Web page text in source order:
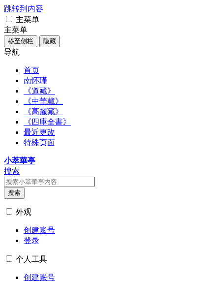
跳转到内容
主菜单
主菜单
移至侧栏 隐藏
导航
首页
南怀瑾
《道藏》
《中華藏》
《高麗藏》
《四庫全書》
最近更改
特殊页面
小萃華亭
搜索
搜索
外观
创建账号
登录
个人工具
创建账号